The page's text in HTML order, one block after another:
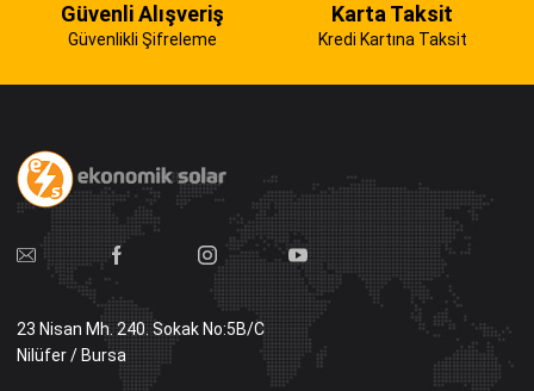
Güvenli Alışveriş
Güvenlikli Şifreleme
Karta Taksit
Kredi Kartına Taksit
23 Nisan Mh. 240. Sokak No:5B/C
Nilüfer / Bursa